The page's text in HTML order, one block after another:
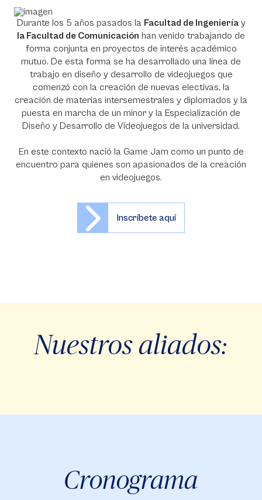
Durante los 5 años pasados la Facultad de Ingenieríay
la Facultad de Comunicación han venido trabajando de
forma conjunta en proyectos de interés académico
mutuo. De esta forma se ha desarrollado una línea de
trabajo en diseño y desarrollo de videojuegos que
comenzó con la creación de nuevas electivas, la
creación de materias intersemestrales y diplomados y la
puesta en marcha de un minor y la Especialización de
Diseño y Desarrollo de Videojuegos de la universidad.
En este contexto nació la Game Jam como un punto de
encuentro para quienes son apasionados de la creación
en videojuegos.
Inscríbete aquí
Nuestros aliados:
Cronograma